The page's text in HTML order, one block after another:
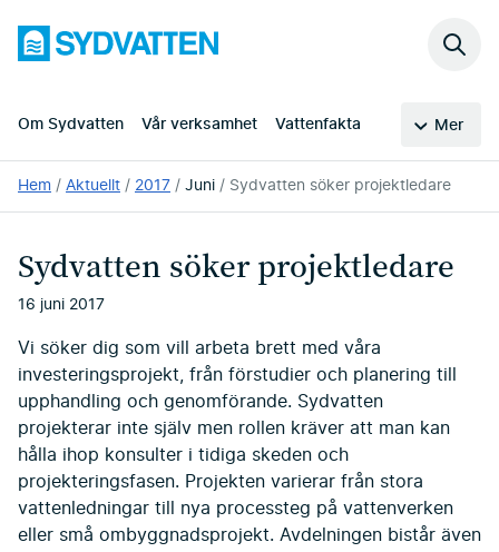
huvudinnehållet
Sydvatten
Om Sydvatten Vår verksamhet Vattenfakta Mer
Sök
Du
är
Hem Aktuellt 2017 Juni Sydvatten söker projektledare
Sydvatten söker projektledare
16 juni 2017
Vi söker dig som vill arbeta brett med våra
investeringsprojekt, från förstudier och planering till
upphandling och genomförande. Sydvatten
projekterar inte själv men rollen kräver att man kan
hålla ihop konsulter i tidiga skeden och
projekteringsfasen. Projekten varierar från stora
vattenledningar till nya processteg på vattenverken
eller små ombyggnadsprojekt. Avdelningen bistår även